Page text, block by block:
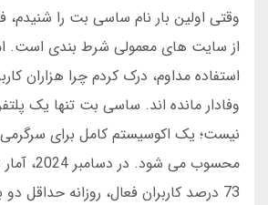
وقتی اولین بار نام ساسی بت را شنیدم،
استفاده مداوم، درک کردم چرا هزاران
وفادار مانده اند. ساسی بت تنها یک
نیست؛ یک اکوسیستم کامل برای
محسوب می
73 درصد کاربران فعال، روزانه حداقل